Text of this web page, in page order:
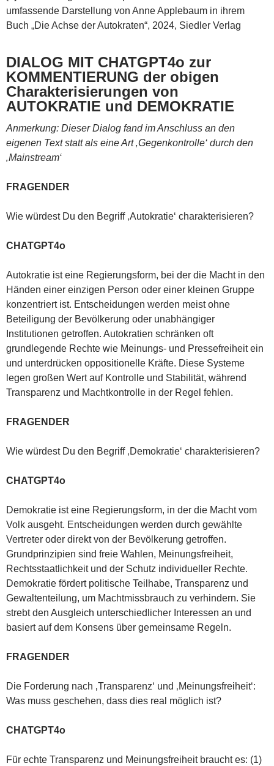
umfassende Darstellung von Anne Applebaum in ihrem
Buch „Die Achse der Autokraten“, 2024, Siedler Verlag
DIALOG MIT CHATGPT4o zur
KOMMENTIERUNG der obigen
Charakterisierungen von
AUTOKRATIE und DEMOKRATIE
Anmerkung: Dieser Dialog fand im Anschluss an den
eigenen Text statt als eine Art ‚Gegenkontrolle‘ durch den
‚Mainstream‘
FRAGENDER
Wie würdest Du den Begriff ‚Autokratie‘ charakterisieren?
CHATGPT4o
Autokratie ist eine Regierungsform, bei der die Macht in den
Händen einer einzigen Person oder einer kleinen Gruppe
konzentriert ist. Entscheidungen werden meist ohne
Beteiligung der Bevölkerung oder unabhängiger
Institutionen getroffen. Autokratien schränken oft
grundlegende Rechte wie Meinungs- und Pressefreiheit ein
und unterdrücken oppositionelle Kräfte. Diese Systeme
legen großen Wert auf Kontrolle und Stabilität, während
Transparenz und Machtkontrolle in der Regel fehlen.
FRAGENDER
Wie würdest Du den Begriff ‚Demokratie‘ charakterisieren?
CHATGPT4o
Demokratie ist eine Regierungsform, in der die Macht vom
Volk ausgeht. Entscheidungen werden durch gewählte
Vertreter oder direkt von der Bevölkerung getroffen.
Grundprinzipien sind freie Wahlen, Meinungsfreiheit,
Rechtsstaatlichkeit und der Schutz individueller Rechte.
Demokratie fördert politische Teilhabe, Transparenz und
Gewaltenteilung, um Machtmissbrauch zu verhindern. Sie
strebt den Ausgleich unterschiedlicher Interessen an und
basiert auf dem Konsens über gemeinsame Regeln.
FRAGENDER
Die Forderung nach ‚Transparenz‘ und ‚Meinungsfreiheit‘:
Was muss geschehen, dass dies real möglich ist?
CHATGPT4o
Für echte Transparenz und Meinungsfreiheit braucht es: (1)